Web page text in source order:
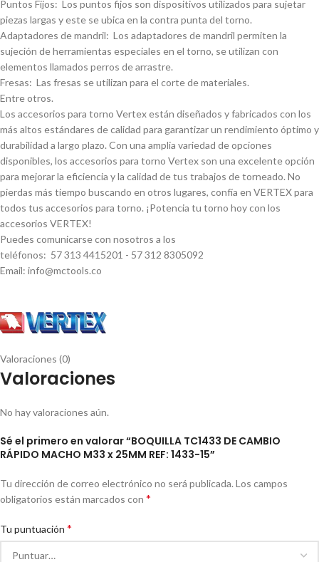
Puntos Fijos: Los puntos fijos son dispositivos utilizados para sujetar
piezas largas y este se ubica en la contra punta del torno.
Adaptadores de mandril: Los adaptadores de mandril permiten la
sujeción de herramientas especiales en el torno, se utilizan con
elementos llamados perros de arrastre.
Fresas: Las fresas se utilizan para el corte de materiales.
Entre otros.
Los accesorios para torno Vertex están diseñados y fabricados con los
más altos estándares de calidad para garantizar un rendimiento óptimo y
durabilidad a largo plazo. Con una amplia variedad de opciones
disponibles, los accesorios para torno Vertex son una excelente opción
para mejorar la eficiencia y la calidad de tus trabajos de torneado. No
pierdas más tiempo buscando en otros lugares, confí­a en VERTEX para
todos tus accesorios para torno. ¡Potencia tu torno hoy con los
accesorios VERTEX!
Puedes comunicarse con nosotros a los
teléfonos: 57 313 4415201 - 57 312 8305092
Email: info@mctools.co
Valoraciones (0)
Valoraciones
No hay valoraciones aún.
Sé el primero en valorar “BOQUILLA TC1433 DE CAMBIO
RÁPIDO MACHO M33 x 25MM REF: 1433-15”
Tu dirección de correo electrónico no será publicada. Los campos
obligatorios están marcados con *
Tu puntuación *